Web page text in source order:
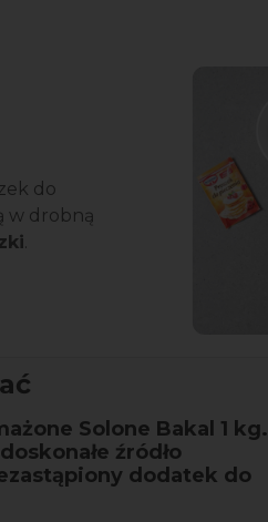
do
w drobną
.
Solone Bakal 1 kg.
źródło
dodatek do